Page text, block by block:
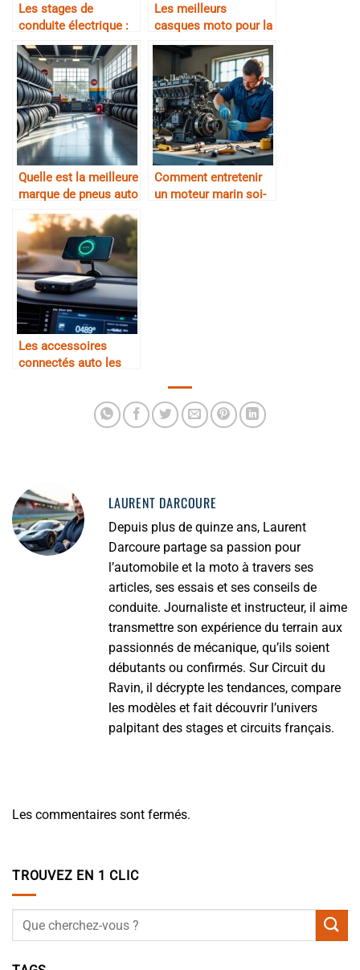
Les stages de
conduite électrique :
nouvelles sensations
Les meilleurs
casques moto pour la
piste
Quelle est la meilleure
marque de pneus auto
Comment entretenir
un moteur marin soi-
Les accessoires
connectés auto les
LAURENT DARCOURE
Depuis plus de quinze ans, Laurent
Darcoure partage sa passion pour
l’automobile et la moto à travers ses
articles, ses essais et ses conseils de
conduite. Journaliste et instructeur, il aime
transmettre son expérience du terrain aux
passionnés de mécanique, qu’ils soient
débutants ou confirmés. Sur Circuit du
Ravin, il décrypte les tendances, compare
les modèles et fait découvrir l’univers
palpitant des stages et circuits français.
Les commentaires sont fermés.
TROUVEZ EN 1 CLIC